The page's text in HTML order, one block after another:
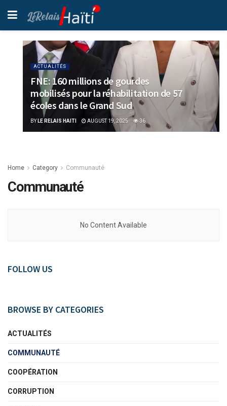
ACTUALITÉS
FNE: 160 millions de gourdes
mobilisés pour la réhabilitation de 57
écoles dans le Grand Sud
BY LE RELAIS HAITI AUGUST 19, 2025 36
Home Category Communauté
Communauté
No Content Available
FOLLOW US
BROWSE BY CATEGORIES
ACTUALITÉS
COMMUNAUTÉ
COOPÉRATION
CORRUPTION